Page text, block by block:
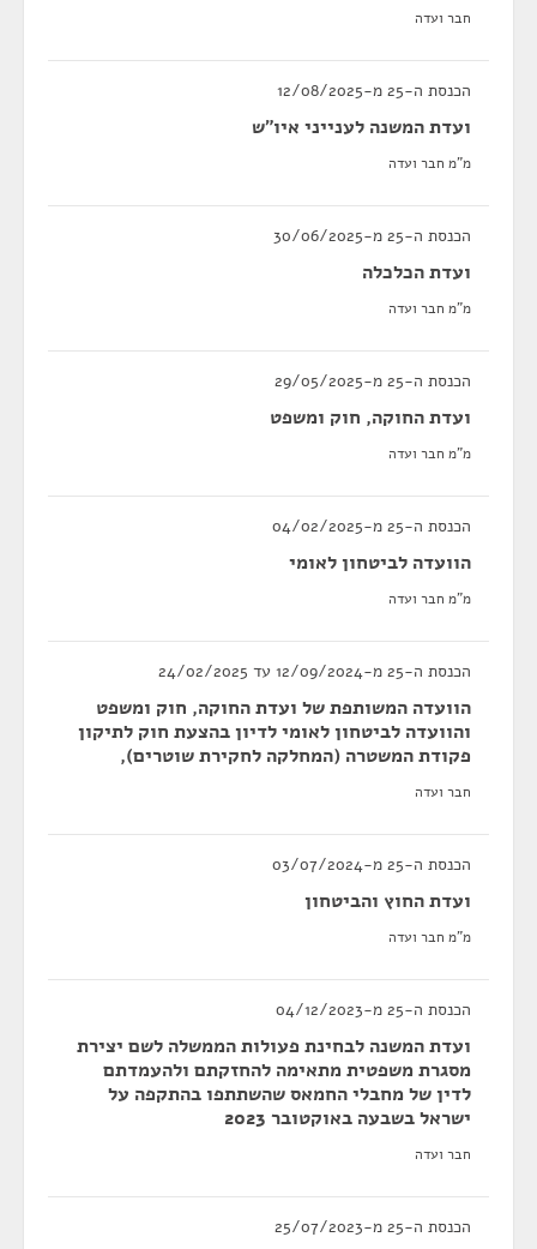
חבר ועדה
הכנסת ה-25 מ-12/08/2025
ועדת המשנה לענייני איו"ש
מ"מ חבר ועדה
הכנסת ה-25 מ-30/06/2025
ועדת הכלכלה
מ"מ חבר ועדה
הכנסת ה-25 מ-29/05/2025
ועדת החוקה, חוק ומשפט
מ"מ חבר ועדה
הכנסת ה-25 מ-04/02/2025
הוועדה לביטחון לאומי
מ"מ חבר ועדה
הכנסת ה-25 מ-12/09/2024 עד 24/02/2025
הוועדה המשותפת של ועדת החוקה, חוק ומשפט
והוועדה לביטחון לאומי לדיון בהצעת חוק לתיקון
פקודת המשטרה (המחלקה לחקירת שוטרים),
חבר ועדה
הכנסת ה-25 מ-03/07/2024
ועדת החוץ והביטחון
מ"מ חבר ועדה
הכנסת ה-25 מ-04/12/2023
ועדת המשנה לבחינת פעולות הממשלה לשם יצירת
מסגרת משפטית מתאימה להחזקתם ולהעמדתם
לדין של מחבלי החמאס שהשתתפו בהתקפה על
ישראל בשבעה באוקטובר 2023
חבר ועדה
הכנסת ה-25 מ-25/07/2023